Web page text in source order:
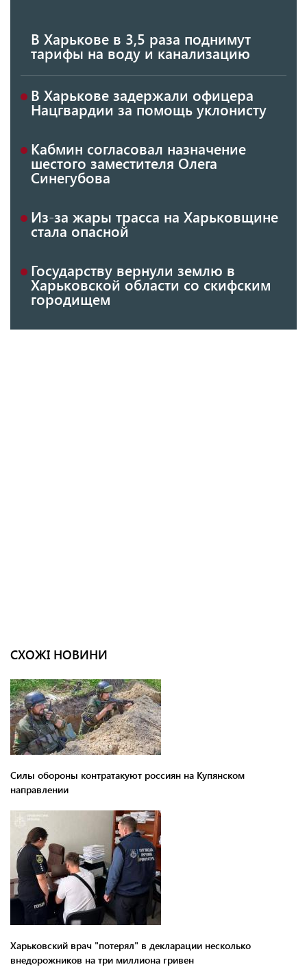
В Харькове в 3,5 раза поднимут
тарифы на воду и канализацию
В Харькове задержали офицера
Нацгвардии за помощь уклонисту
Кабмин согласовал назначение
шестого заместителя Олега
Синегубова
Из-за жары трасса на Харьковщине
стала опасной
Государству вернули землю в
Харьковской области со скифским
городищем
СХОЖІ НОВИНИ
Силы обороны контратакуют россиян на Купянском
направлении
Харьковский врач "потерял" в декларации несколько
внедорожников на три миллиона гривен